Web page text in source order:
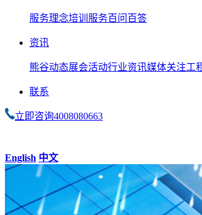
服务理念培训服务百问百答
资讯
熊谷动态展会活动行业资讯媒体关注工
联系
立即咨询4008080663
English 中文